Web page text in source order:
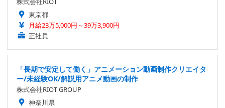
東京都
月給23万5,000円～39万3,900円
正社員
「長期で安定して働く」アニメーション動画制作クリエイタ
ー/未経験OK/解説用アニメ動画の制作
株式会社RIOT GROUP
神奈川県